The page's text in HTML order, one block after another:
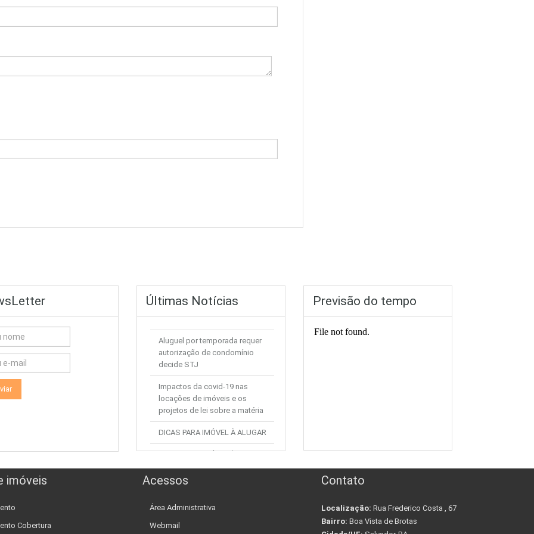
Últimas Notícias
Aluguel por temporada requer
autorização de condomínio
decide STJ
Impactos da covid-19 nas
locações de imóveis e os
projetos de lei sobre a matéria
DICAS PARA IMÓVEL À ALUGAR
DICAS DOCUMENTAÇÃO DE
Previsão do tempo
imóveis
Cobertura
Acessos
Área Administrativa
Webmail
Contato
Localização: Rua Frederico Costa , 67
Bairro: Boa Vista de Brotas